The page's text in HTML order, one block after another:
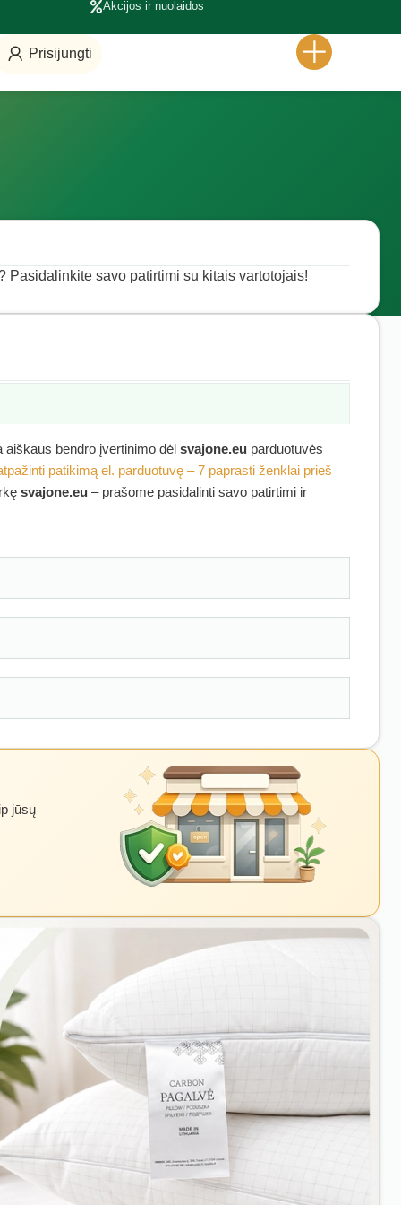
Akcijos ir nuolaidos
Prisijungti
savo patirtimi su kitais vartotojais!
aiškaus bendro įvertinimo dėl svajone.eu parduotuvės
patikimą el. parduotuvę – 7 paprasti ženklai prieš
svajone.eu – prašome pasidalinti savo patirtimi ir
jūsų